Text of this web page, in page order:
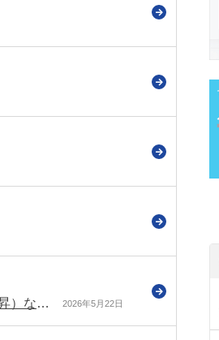
「採用選考過程でSNSアカウントを調査されたことがある」21.8%（前回調査から11.1ポイント上昇）など（連合の調査） 2026年5月22日